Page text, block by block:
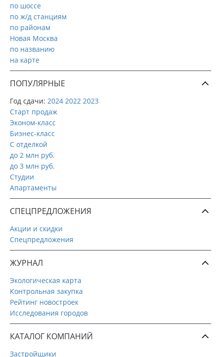
по шоссе
по ж/д станциям
по районам
Новая Москва
по названию
на карте
ПОПУЛЯРНЫЕ
Год сдачи: 2024 2022 2023
Старт продаж
Эконом-класс
Бизнес-класс
С отделкой
до 2 млн руб.
до 3 млн руб.
Студии
Апартаменты
СПЕЦПРЕДЛОЖЕНИЯ
Акции и скидки
Спецпредложения
ЖУРНАЛ
Экологическая карта
Контрольная закупка
Рейтинг новостроек
Исследования городов
КАТАЛОГ КОМПАНИЙ
Застройщики